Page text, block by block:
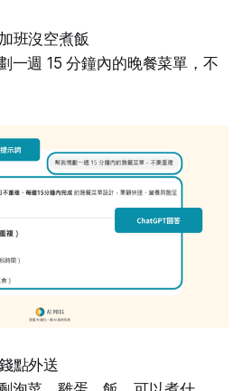
班沒空煮飯
週 15 分鐘內的晚餐菜單，不
點外送